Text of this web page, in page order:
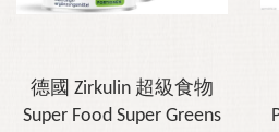
德國 Zirkulin 超級食物
Super Food Super Greens